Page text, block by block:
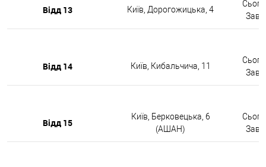
Відд 13 Київ, Дорогожицька, 4
Відд 14 Київ, Кибальчича, 11
Відд 15
Київ, Берковецька, 6
(АШАН)